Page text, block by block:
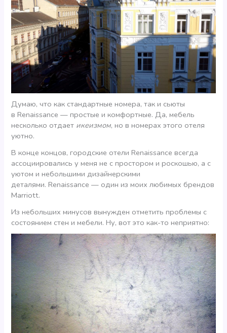
Думаю, что как стандартные номера, так и сьюты
в Renaissance — простые и комфортные. Да, мебель
несколько отдает икеизмом, но в номерах этого отеля
уютно.
В конце концов, городские отели Renaissance всегда
ассоциировались у меня не с простором и роскошью, а с
уютом и небольшими дизайнерскими
деталями. Renaissance — один из моих любимых брендов
Marriott.
Из небольших минусов вынужден отметить проблемы с
состоянием стен и мебели. Ну, вот это как-то неприятно: